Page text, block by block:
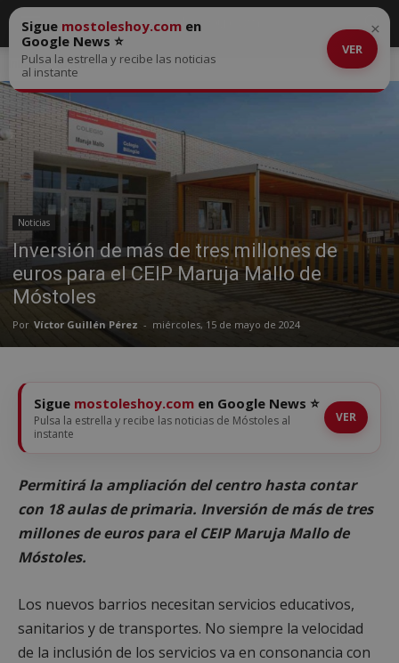
Inicio Noticias
Noticias
Inversión de más de tres millones de
euros para el CEIP Maruja Mallo de
Móstoles
Por Víctor Guillén Pérez - miércoles, 15 de mayo de 2024
Sigue mostoleshoy.com en
Google News ⭐
Pulsa la estrella y recibe las noticias
al instante
VER
×
Sigue mostoleshoy.com en Google News ⭐
Pulsa la estrella y recibe las noticias de Móstoles al
instante
VER
Permitirá la ampliación del centro hasta contar
con 18 aulas de primaria. Inversión de más de tres
millones de euros para el CEIP Maruja Mallo de
Móstoles.
Los nuevos barrios necesitan servicios educativos,
sanitarios y de transportes. No siempre la velocidad
de la inclusión de los servicios va en consonancia con